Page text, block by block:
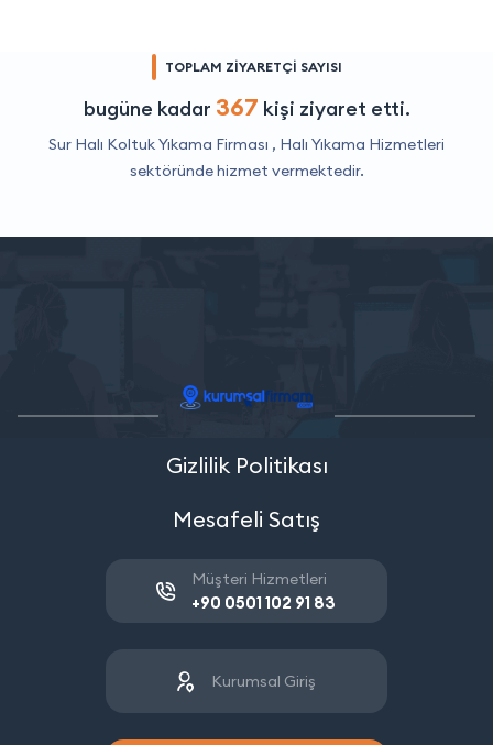
TOPLAM ZİYARETÇİ SAYISI
bugüne kadar 367 kişi ziyaret etti.
Sur Halı Koltuk Yıkama Firması , Halı Yıkama Hizmetleri
sektöründe hizmet vermektedir.
Gizlilik Politikası
Mesafeli Satış
Müşteri Hizmetleri
+90 0501 102 91 83
Kurumsal Giriş